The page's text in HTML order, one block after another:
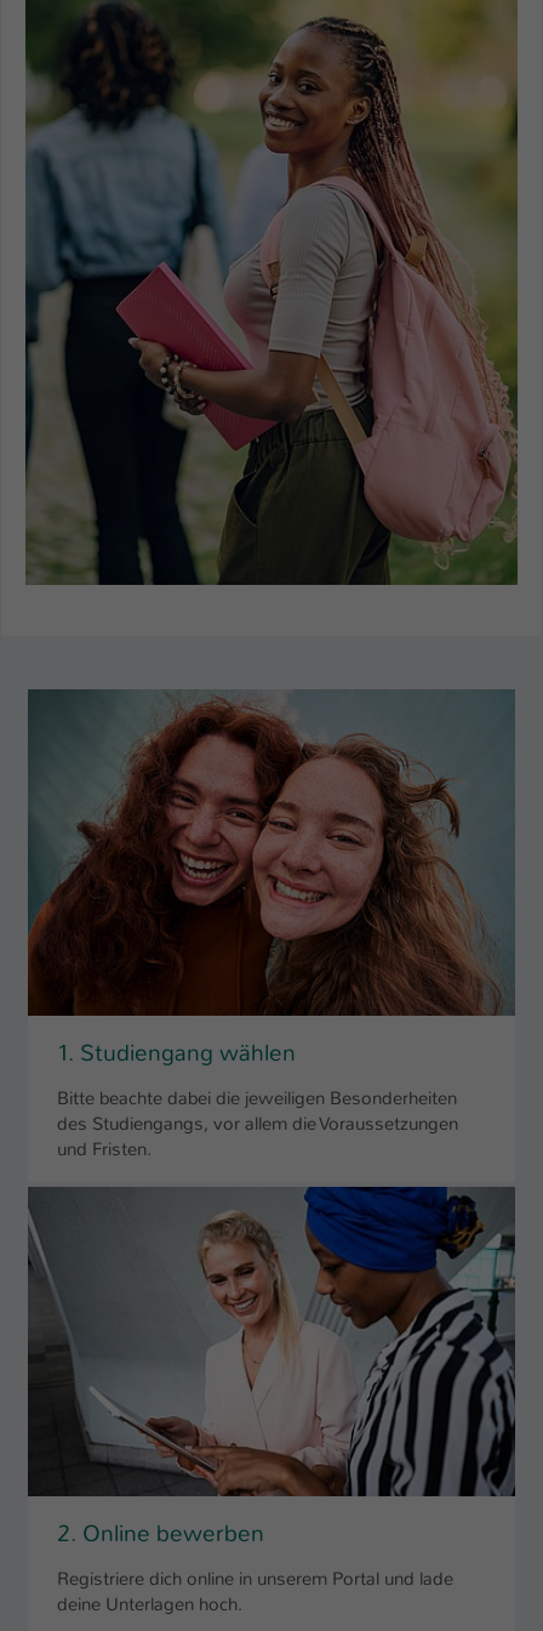
1. Studiengang wählen
Bitte beachte dabei die jeweiligen Besonderheiten
des Studiengangs, vor allem die Voraussetzungen
und Fristen.
2. Online bewerben
Registriere dich online in unserem Portal und lade
deine Unterlagen hoch.
Zweck
generierte ID, für die historische
Speicherung Ihrer vorgenommen
Einstellungen, falls der Webseiten-
Betreiber dies eingestellt hat.
Name fe_typo_user / PHPSESSID
Anbieter TYPO3
Laufzeit 1 Woche
Zweck
Dieses Cookie ist ein Standard-Session-
Cookie von TYPO3. Es speichert im Fall
eines Intranet-Logins die Session-ID. So
kann der eingeloggte Benutzer
wiedererkannt werden und es wird ihm
Zugang zu geschützten Bereichen
gewährt.
Name be_typo_user
Laufzeit 1 Tag
Dieser Cookie teilt der Webseite mit, ob
ein Besucher im Typo3-Backend
angemeldet ist und Rechte besitzt diese
zu verwalten.